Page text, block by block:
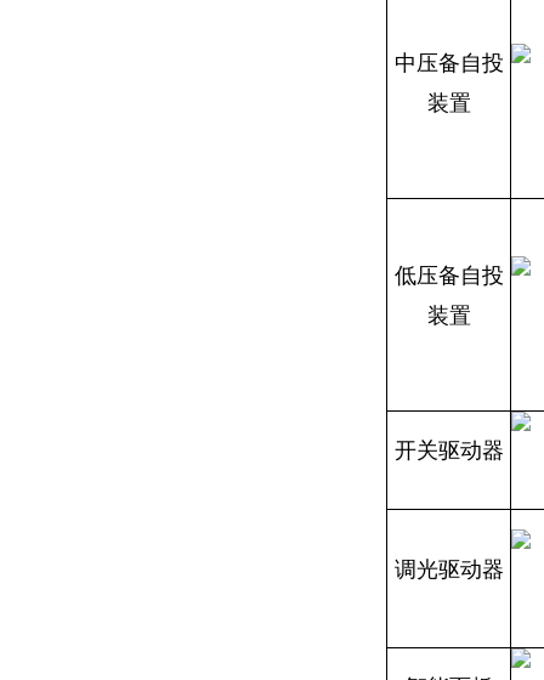
中压备自投
装置
低压备自投
装置
开关驱动器
调光驱动器